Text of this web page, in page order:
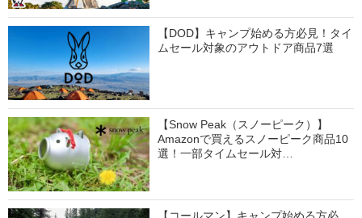
【DOD】キャンプ始める方必見！タイ
ムセール対象のアウトドア商品7選
【Snow Peak（スノーピーク）】
Amazonで買えるスノーピーク商品10
選！一部タイムセール対…